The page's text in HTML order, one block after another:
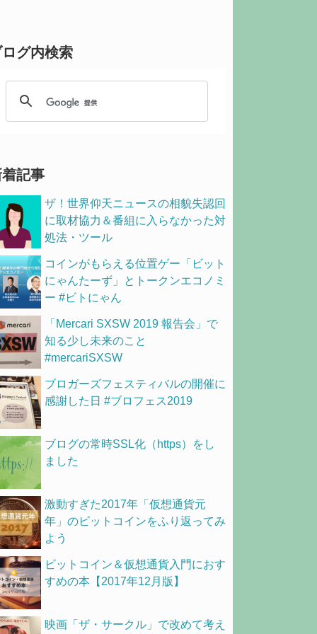
グ内検索
記事
ザ！世界仰天ニュースの相貌失認回
に取材協力＆番組に入らなかった対
処法・ツール
コインがもらえる位置ゲー「ビット
にゃんたーず」とトークンエコノミ
ー #ビトにゃん
「Mercari SXSW 2019 報告会」で
知る少し未来のこと
#mercariSXSW
ブロガーズフェスティバルの開催に
感謝した日 #ブロフェス2019
ブログの常時SSL化（https）をし
ました
激動すぎた2017年「仮想通貨元
年」のビットコインをふり返ってみ
よう
ビットコイン＆仮想通貨入門におす
すめの本【2017年12月版】
映画「ザ・サークル」で改めて考え